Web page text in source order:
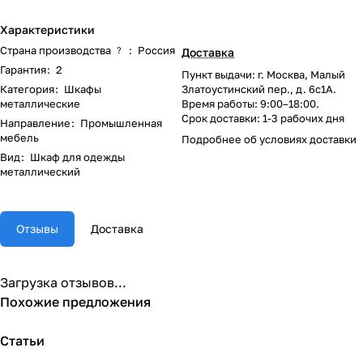
Характеристики
Страна производства ? : Россия
Гарантия: 2
Категория: Шкафы
металлические
Направление: Промышленная
мебель
Вид: Шкаф для одежды
металлический
Доставка
Пункт выдачи: г. Москва, Малый
Златоустинский пер., д. 6с1А.
Время работы: 9:00–18:00.
Срок доставки: 1-3 рабочих дня
Подробнее обусловиях доставки
Отзывы Доставка
Загрузка отзывов...
Похожие предложения
Статьи